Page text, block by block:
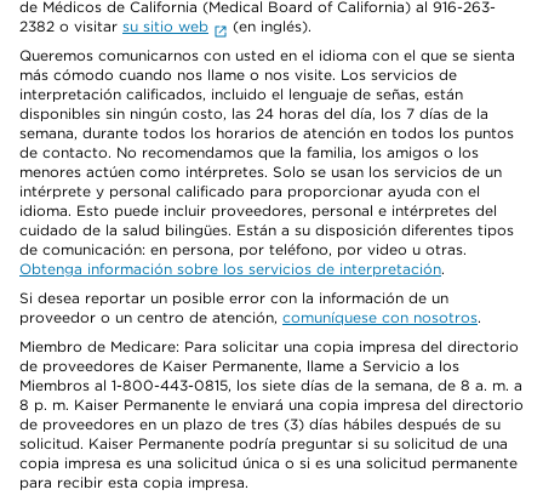
de Médicos de California (Medical Board of California) al 916-263-
2382 o visitar su sitio web
(en inglés).
Queremos comunicarnos con usted en el idioma con el que se sienta
más cómodo cuando nos llame o nos visite. Los servicios de
interpretación calificados, incluido el lenguaje de señas, están
disponibles sin ningún costo, las 24 horas del día, los 7 días de la
semana, durante todos los horarios de atención en todos los puntos
de contacto. No recomendamos que la familia, los amigos o los
menores actúen como intérpretes. Solo se usan los servicios de un
intérprete y personal calificado para proporcionar ayuda con el
idioma. Esto puede incluir proveedores, personal e intérpretes del
cuidado de la salud bilingües. Están a su disposición diferentes tipos
de comunicación: en persona, por teléfono, por video u otras.
Obtenga información sobre los servicios de interpretación.
Si desea reportar un posible error con la información de un
proveedor o un centro de atención, comuníquese con nosotros.
Miembro de Medicare: Para solicitar una copia impresa del directorio
de proveedores de Kaiser Permanente, llame a Servicio a los
Miembros al 1-800-443-0815, los siete días de la semana, de 8 a. m. a
8 p. m. Kaiser Permanente le enviará una copia impresa del directorio
de proveedores en un plazo de tres (3) días hábiles después de su
solicitud. Kaiser Permanente podría preguntar si su solicitud de una
copia impresa es una solicitud única o si es una solicitud permanente
para recibir esta copia impresa.